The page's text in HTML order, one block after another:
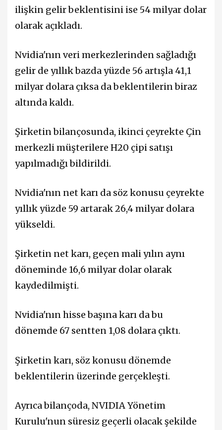
ilişkin gelir beklentisini ise 54 milyar dolar
olarak açıkladı.
Nvidia'nın veri merkezlerinden sağladığı
gelir de yıllık bazda yüzde 56 artışla 41,1
milyar dolara çıksa da beklentilerin biraz
altında kaldı.
Şirketin bilançosunda, ikinci çeyrekte Çin
merkezli müşterilere H20 çipi satışı
yapılmadığı bildirildi.
Nvidia'nın net karı da söz konusu çeyrekte
yıllık yüzde 59 artarak 26,4 milyar dolara
yükseldi.
Şirketin net karı, geçen mali yılın aynı
döneminde 16,6 milyar dolar olarak
kaydedilmişti.
Nvidia'nın hisse başına karı da bu
dönemde 67 sentten 1,08 dolara çıktı.
Şirketin karı, söz konusu dönemde
beklentilerin üzerinde gerçekleşti.
Ayrıca bilançoda, NVIDIA Yönetim
Kurulu'nun süresiz geçerli olacak şekilde